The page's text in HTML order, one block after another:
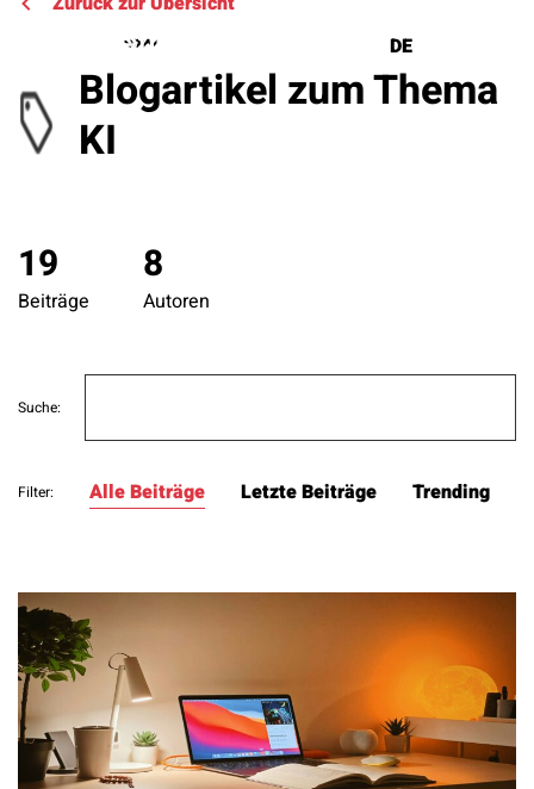
DE
Lösungen
Über uns
Newsletter
Blogartikel zum Thema
KI
19
Beiträge
8
Autoren
Suche:
Filter: Alle Beiträge Letzte Beiträge Trending